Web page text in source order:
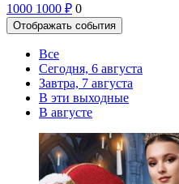
1000 1000 ₽ 0
Отображать события
Все
Сегодня, 6 августа
Завтра, 7 августа
В эти выходные
В августе